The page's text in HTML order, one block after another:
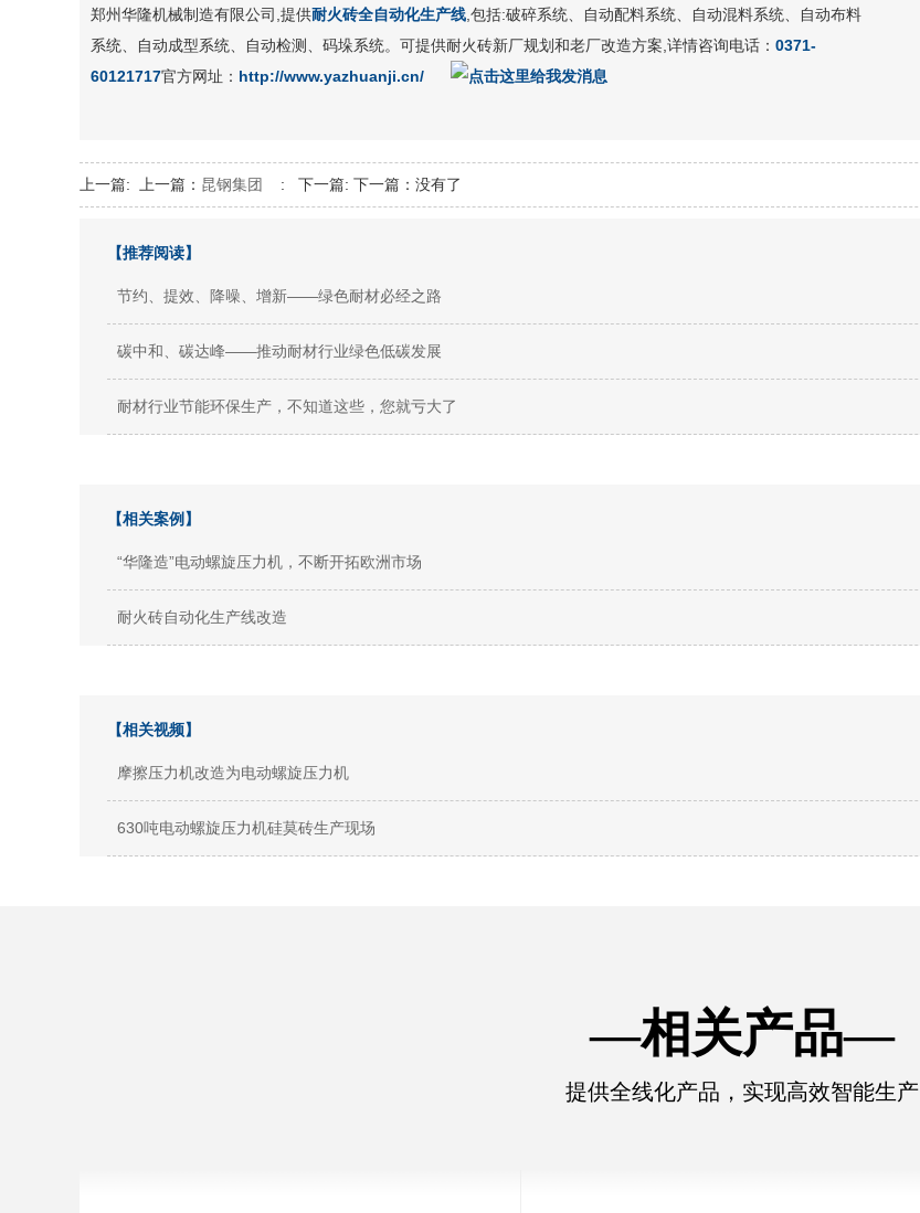
郑州华隆机械制造有限公司,提供耐火砖全自动化生产线 ,包括:破碎系统、自动配料系统、自动混料系统、自动布料
系统、自动成型系统、自动检测、码垛系统。可提供耐火砖新厂规划和老厂改造方案,详情咨询电话： 0371-
60121717官方网址： http://www.yazhuanji.cn/
上一篇: 上一篇： 昆钢集团 : 下一篇: 下一篇：没有了
【推荐阅读】
节约、提效、降噪、增新——绿色耐材必经之路
碳中和、碳达峰——推动耐材行业绿色低碳发展
耐材行业节能环保生产，不知道这些，您就亏大了
【相关案例】
“华隆造”电动螺旋压力机，不断开拓欧洲市场
耐火砖自动化生产线改造
【相关视频】
摩擦压力机改造为电动螺旋压力机
630吨电动螺旋压力机硅莫砖生产现场
—相关产品—
提供全线化产品，实现高效智能生产